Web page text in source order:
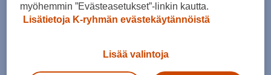
XXL
myöhemmin ”Evästeasetukset”-linkin kautta.
Lisätietoja K-ryhmän evästekäytännöistä
Lisää valintoja